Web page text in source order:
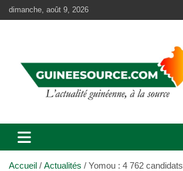
Aller
au
dimanche, août 9, 2026
Accueil Actualités Yomou : 4 762 candidats